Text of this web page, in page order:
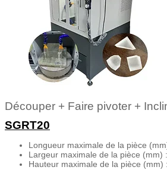
Découper + Faire pivoter +
SGRT20
Longueur maximale de la pièce
Largeur maximale de la pièce (mm)
Hauteur maximale de la pièce (mm)